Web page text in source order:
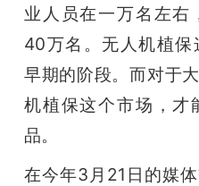
业人员在一万名左右
40万名。无人机植保
早期的阶段。而对于
机植保这个市场，才
品。
在今年3月21日的媒